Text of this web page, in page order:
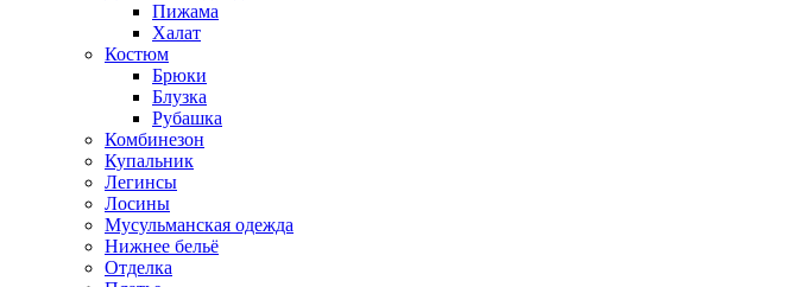
Пижама
Халат
Костюм
Брюки
Блузка
Рубашка
Комбинезон
Купальник
Легинсы
Лосины
Мусульманская одежда
Нижнее бельё
Отделка